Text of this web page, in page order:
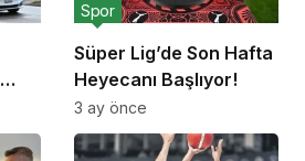
Süper Lig’de Son Hafta
Heyecanı Başlıyor!
Spor
3 ay önce